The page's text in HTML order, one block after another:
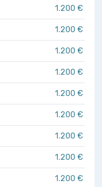
1.200 €
1.200 €
1.200 €
1.200 €
1.200 €
1.200 €
1.200 €
1.200 €
1.200 €